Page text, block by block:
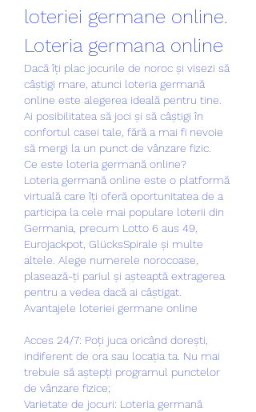
loteriei germane online.
Loteria germana online
Dacă îți plac jocurile de noroc și visezi să
câștigi mare, atunci loteria germană
online este alegerea ideală pentru tine.
Ai posibilitatea să joci și să câștigi în
confortul casei tale, fără a mai fi nevoie
să mergi la un punct de vânzare fizic.
Ce este loteria germană online?
Loteria germană online este o platformă
virtuală care îți oferă oportunitatea de a
participa la cele mai populare loterii din
Germania, precum Lotto 6 aus 49,
Eurojackpot, GlücksSpirale și multe
altele. Alege numerele norocoase,
plasează-ți pariul și așteaptă extragerea
pentru a vedea dacă ai câștigat.
Avantajele loteriei germane online
Acces 24/7: Poți juca oricând dorești,
indiferent de ora sau locația ta. Nu mai
trebuie să aștepți programul punctelor
de vânzare fizice;
Varietate de jocuri: Loteria germană